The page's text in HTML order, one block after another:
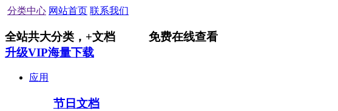
分类中心 网站首页 联系我们
全站共大分类， +文档
免费在线查看
升级VIP海量下载
应用
节日文档